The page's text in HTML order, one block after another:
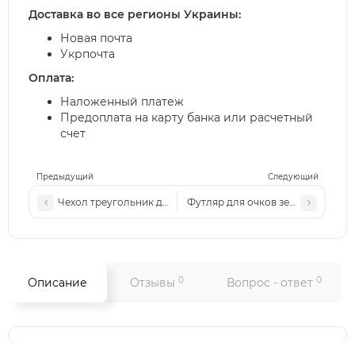
Предыдущий Следующий
Чехол треугольник для очков крассный
Футляр для очков зеленый
Доставка во все регионы Украины:
Новая почта
Укрпочта
Оплата:
Наложенный платеж
Предоплата на карту банка или расчетный
счет
Описание Отзывы 0 Вопрос - ответ 0